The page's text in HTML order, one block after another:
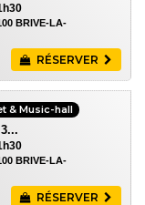
BRIVE-LA-
RÉSERVER
& Music-hall
BRIVE-LA-
RÉSERVER